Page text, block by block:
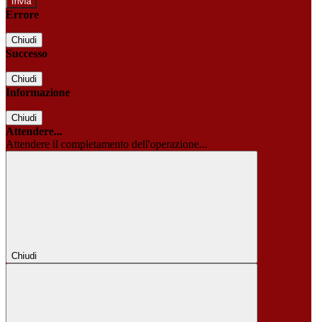
Errore
Chiudi
Successo
Chiudi
Informazione
Chiudi
Attendere...
Attendere il completamento dell'operazione...
Chiudi